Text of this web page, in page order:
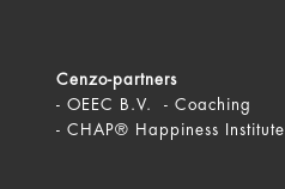
Cenzo-partners
- OEEC B.V. - Coaching
- CHAP® Happiness Institute